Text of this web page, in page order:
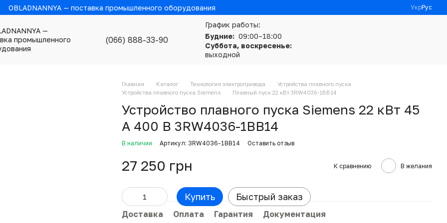
OBLADNANNYA — поставка промышленного оборудования УкрРус
(066) 888-33-90
График работы:
Будние: 09:00–18:00
Суббота, воскресенье:
выходной
Главная Каталог Технология электропривода
Устройства плавного пуска
Устройства плавного пуска Siemens
Плавный пуск 22 кВт 3RW4036-1BB14
Устройство плавного пуска Siemens 22 кВт 45
А 400 В 3RW4036-1BB14
В наличии Артикул: 3RW4036-1BB14 Оставить отзыв
27 250 грн К сравнению В желания
Купить Быстрый заказ
Доставка Оплата Гарантия Документация